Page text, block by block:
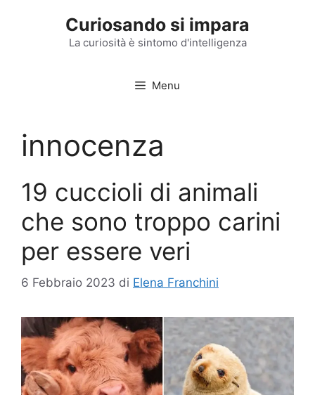
Curiosando si impara
La curiosità è sintomo d'intelligenza
Menu
innocenza
19 cuccioli di animali
che sono troppo carini
per essere veri
6 Febbraio 2023 di Elena Franchini